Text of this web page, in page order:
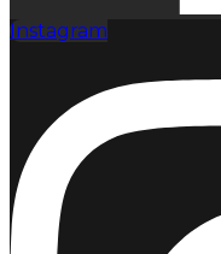
Instagram